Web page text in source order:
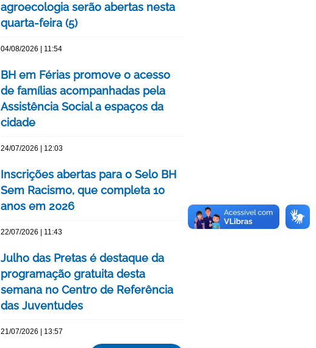
agroecologia serão abertas nesta
quarta-feira (5)
04/08/2026 | 11:54
BH em Férias promove o acesso
de famílias acompanhadas pela
Assistência Social a espaços da
cidade
24/07/2026 | 12:03
Inscrições abertas para o Selo BH
Sem Racismo, que completa 10
anos em 2026
22/07/2026 | 11:43
Julho das Pretas é destaque da
programação gratuita desta
semana no Centro de Referência
das Juventudes
21/07/2026 | 13:57